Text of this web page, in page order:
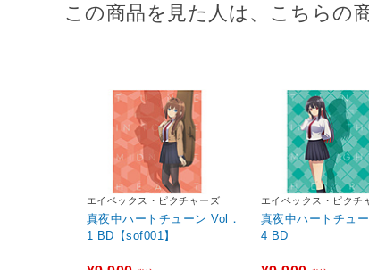
この商品を見た人は、こちらの
エイベックス・ピクチャーズ
真夜中ハートチューン Vol．
1 BD【sof001】
エイベックス・ピクチ
真夜中ハートチュ
4 BD